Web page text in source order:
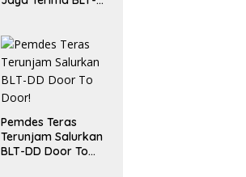
Pemdes Teras
Terunjam Salurkan
BLT-DD Door To